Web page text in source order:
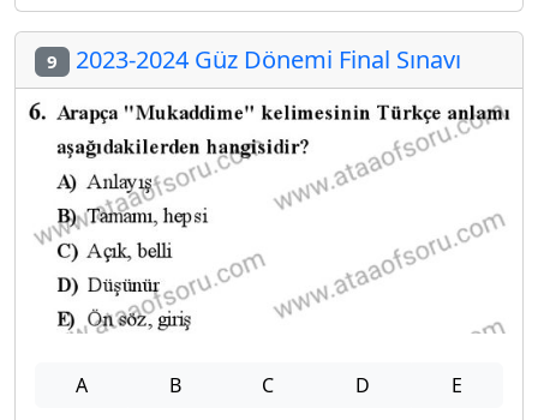
9 2023-2024 Güz Dönemi Final Sınavı
A B C D E